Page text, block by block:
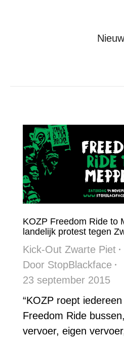
KOZP Freedom Ride to
landelijk protest tegen
Kick-Out Zwarte Piet
Door StopBlackface
23 september 2015
“KOZP roept
Freedom Ride
vervoer, eigen